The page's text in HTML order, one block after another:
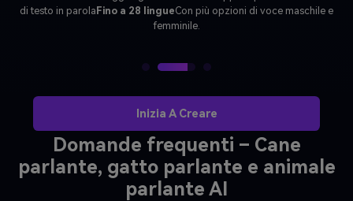
realistici. Scarica il tuo video talking pet inFormato MP4E condividerlo
online per risate, reazioni o post virali.
Inizia A Creare
Domande frequenti – Cane
parlante, gatto parlante e animale
parlante AI